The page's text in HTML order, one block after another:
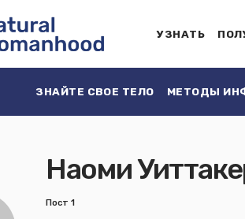
УЗНАТЬ
ЗНАЙТЕ СВОЕ ТЕЛО МЕТОДЫ
Наоми
Пост 1